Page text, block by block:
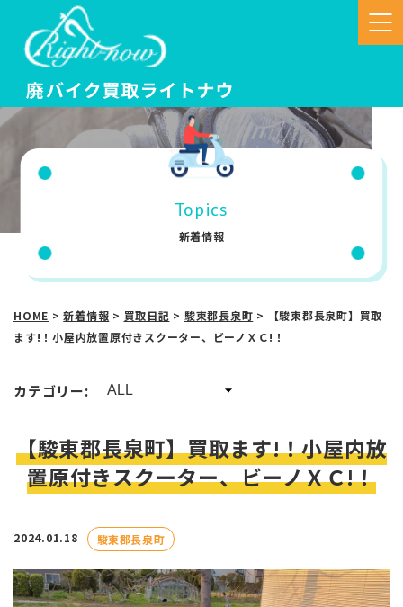
Topics
新着情報
HOME >新着情報 > 買取日記 > 駿東郡長泉町 >
【駿東郡長泉町】買取
ます!！小屋内放置原付きスクーター、ビーノＸＣ!！
カテゴリー:
【駿東郡長泉町】買取ます!！小屋内放
置原付きスクーター、ビーノＸＣ!！
2024.01.18 駿東郡長泉町